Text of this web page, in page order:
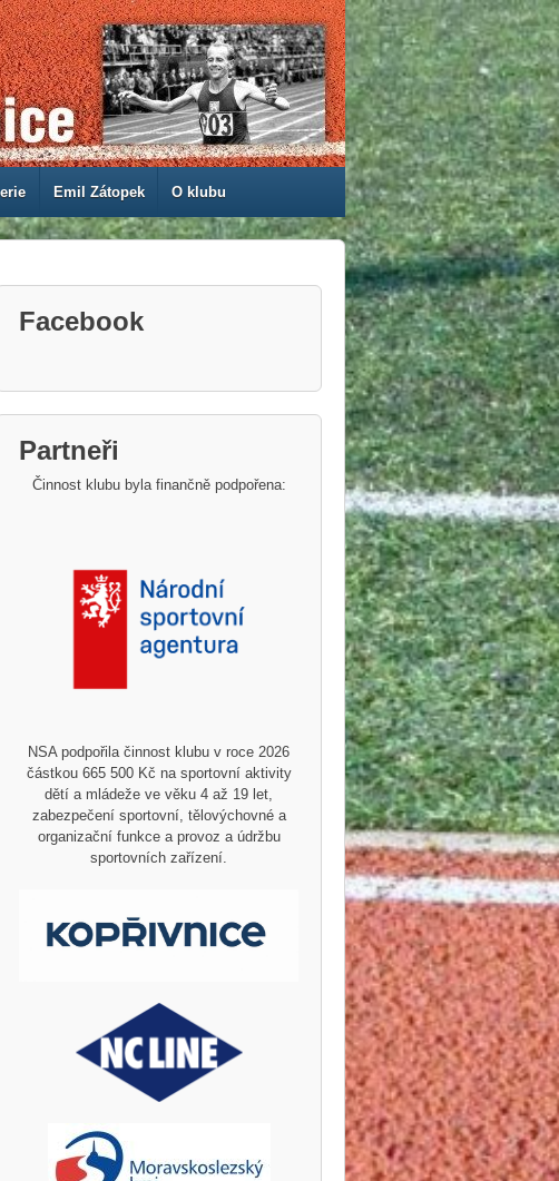
Emil Zátopek O klubu
Facebook
Partneři
Činnost klubu byla finančně podpořena:
NSA podpořila činnost klubu v roce 2026
částkou 665 500 Kč na sportovní aktivity
dětí a mládeže ve věku 4 až 19 let,
zabezpečení sportovní, tělovýchovné a
organizační funkce a provoz a údržbu
sportovních zařízení.